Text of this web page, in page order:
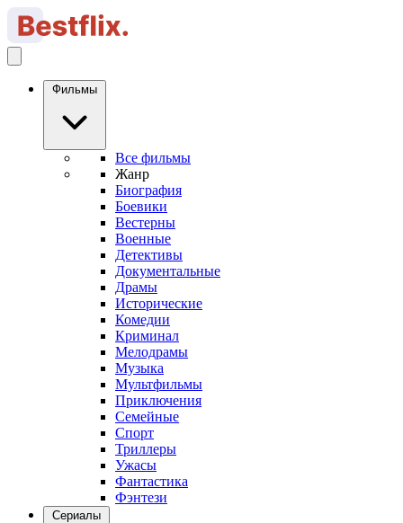
Фильмы
Все фильмы
Жанр
Биография
Боевики
Вестерны
Военные
Детективы
Документальные
Драмы
Исторические
Комедии
Криминал
Мелодрамы
Музыка
Мультфильмы
Приключения
Семейные
Спорт
Триллеры
Ужасы
Фантастика
Фэнтези
Сериалы